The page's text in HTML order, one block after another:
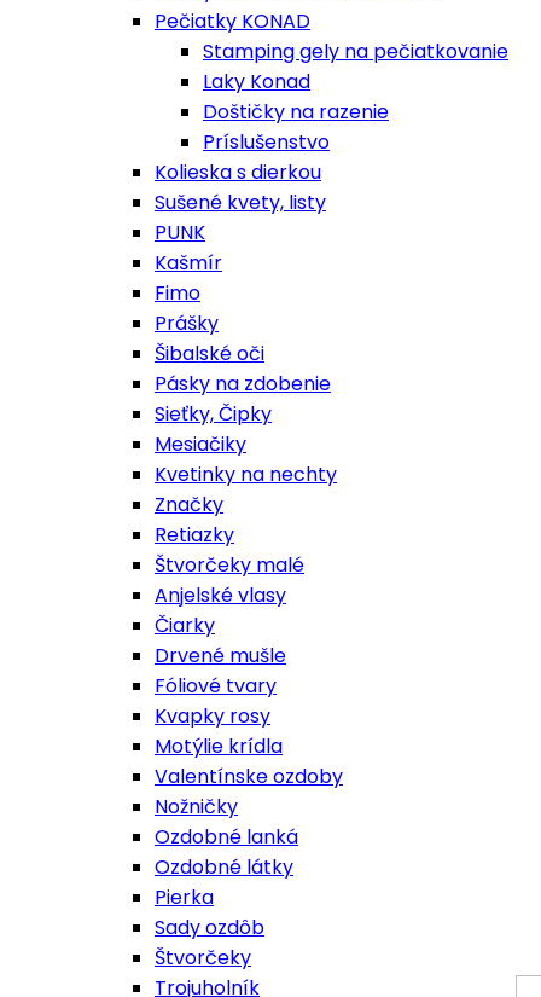
Pečiatky KONAD
Stamping gely na pečiatkovanie
Laky Konad
Doštičky na razenie
Príslušenstvo
Kolieska s dierkou
Sušené kvety, listy
PUNK
Kašmír
Fimo
Prášky
Šibalské oči
Pásky na zdobenie
Sieťky, Čipky
Mesiačiky
Kvetinky na nechty
Značky
Retiazky
Štvorčeky malé
Anjelské vlasy
Čiarky
Drvené mušle
Fóliové tvary
Kvapky rosy
Motýlie krídla
Valentínske ozdoby
Nožničky
Ozdobné lanká
Ozdobné látky
Pierka
Sady ozdôb
Štvorčeky
Trojuholník